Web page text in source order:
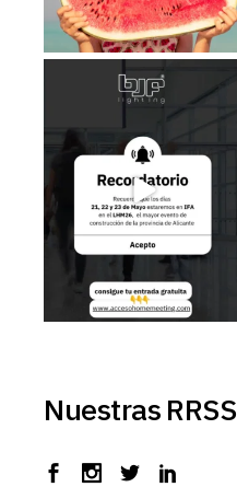
Recuerda que los días 𝟮𝟭, 𝟮𝟮 𝘆
𝟮𝟯 de
...
3 0
Nuestras RRSS